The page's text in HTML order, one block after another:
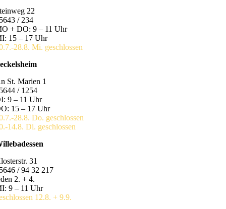
22
/ 234
+ DO: 9 – 11 Uhr
15 – 17 Uhr
28.8. Mi. geschlossen
St. Marien 1
/ 1254
9 – 11 Uhr
15 – 17 Uhr
28.8. Do. geschlossen
14.8. Di. geschlossen
31
/ 94 32 217
2. + 4.
9 – 11 Uhr
12.8. + 9.9.